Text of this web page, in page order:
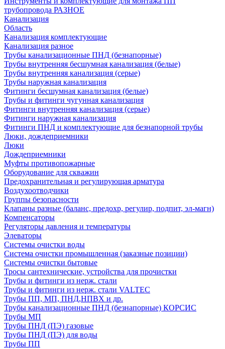
трубопровода РАЗНОЕ
Канализация
Область
Канализация комплектующие
Канализация разное
Трубы канализационные ПНД (безнапорные)
Трубы внутренняя бесшумная канализация (белые)
Трубы внутренняя канализация (серые)
Трубы наружная канализация
Фитинги бесшумная канализация (белые)
Трубы и фитинги чугунная канализация
Фитинги внутренняя канализация (серые)
Фитинги наружная канализация
Фитинги ПНД и комплектующие для безнапорной трубы
Люки, дождеприемники
Люки
Дождеприемники
Муфты противопожарные
Оборудование для скважин
Предохранительная и регулирующая арматура
Воздухоотводчики
Группы безопасности
Клапаны разные (баланс, предохр, регулир, подпит, эл-магн)
Компенсаторы
Регуляторы давления и температуры
Элеваторы
Системы очистки воды
Система очистки промышленная (заказные позиции)
Системы очистки бытовые
Тросы сантехнические, устройства для прочистки
Трубы и фитинги из нерж. стали
Трубы и фитинги из нерж. стали VALTEC
Трубы ПП, МП, ПНД,НПВХ и др.
Трубы канализационные ПНД (безнапорные) КОРСИС
Трубы МП
Трубы ПНД (ПЭ) газовые
Трубы ПНД (ПЭ) для воды
Трубы ПП